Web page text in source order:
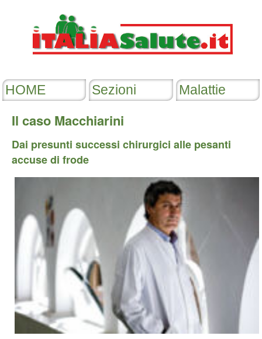
Il caso Macchiarini
Dai presunti successi chirurgici alle pesanti
accuse di frode